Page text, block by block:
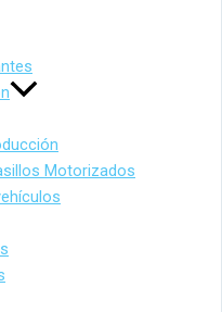
Motorizados